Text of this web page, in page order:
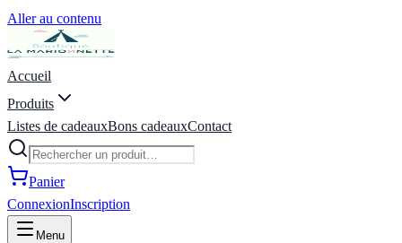
Aller au contenu
Accueil
Produits
Listes de cadeauxBons cadeauxContact
Panier
ConnexionInscription
Menu